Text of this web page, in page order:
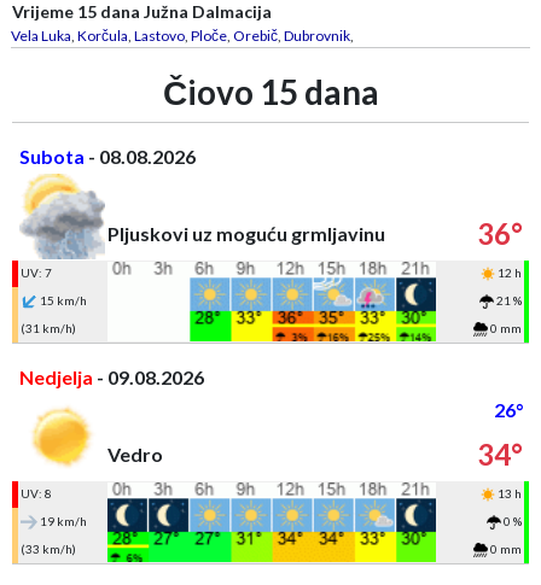
Vrijeme 15 dana Južna Dalmacija
Vela Luka, Korčula, Lastovo, Ploče, Orebič, Dubrovnik,
Čiovo 15 dana
Subota - 08.08.2026
Pljuskovi uz moguću grmljavinu 36°
UV: 7
12 h
15 km/h
21 %
(31 km/h)
0 mm
Nedjelja - 09.08.2026
26°
Vedro
34°
UV: 8
13 h
19 km/h
0 %
(33 km/h)
0 mm